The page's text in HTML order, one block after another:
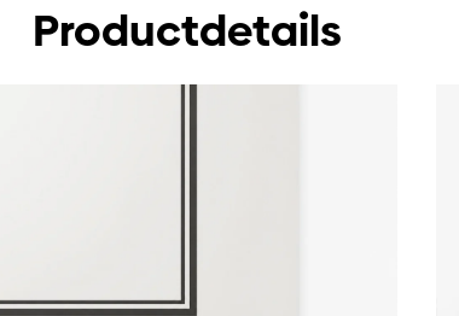
Productdetails